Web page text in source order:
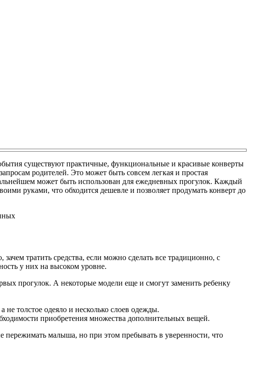
существуют практичные, функциональные и красивые конверты
родителей. Это может быть совсем легкая и простая
может быть использован для ежедневных прогулок. Каждый
руками, что обходится дешевле и позволяет продумать конверт до
тратить средства, если можно сделать все традиционно, с
у них на высоком уровне.
прогулок. А некоторые модели еще и смогут заменить ребенку
толстое одеяло и несколько слоев одежды.
приобретения множества дополнительных вещей.
малыша, но при этом пребывать в уверенности, что